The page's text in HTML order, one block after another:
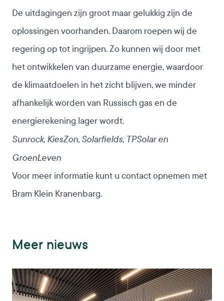
De uitdagingen zijn groot maar gelukkig zijn de
oplossingen voorhanden. Daarom roepen wij de
regering op tot ingrijpen. Zo kunnen wij door met
het ontwikkelen van duurzame energie, waardoor
de klimaatdoelen in het zicht blijven, we minder
afhankelijk worden van Russisch gas en de
energierekening lager wordt.
Sunrock, KiesZon, Solarfields, TPSolar en
GroenLeven
Voor meer informatie kunt u contact opnemen met
Bram Klein Kranenbarg.
Meer nieuws